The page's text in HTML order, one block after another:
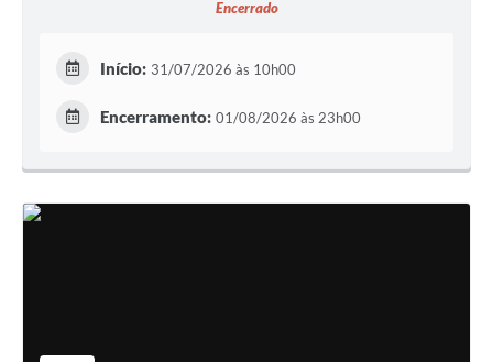
Encerrado
Início: 31/07/2026 às 10h00
Encerramento: 01/08/2026 às 23h00